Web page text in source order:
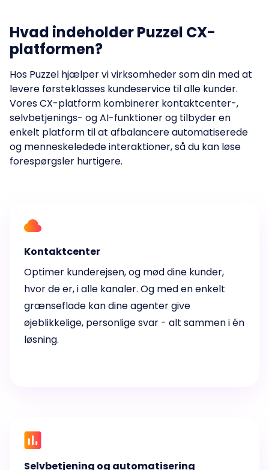
Hvad indeholder Puzzel CX-
platformen?
Hos Puzzel hjælper vi virksomheder som din med at
levere førsteklasses kundeservice til alle kunder.
Vores CX-platform kombinerer kontaktcenter-,
selvbetjenings- og AI-funktioner og tilbyder en
enkelt platform til at afbalancere automatiserede
og menneskeledede interaktioner, så du kan løse
forespørgsler hurtigere.
Kontaktcenter
Optimer kunderejsen, og mød dine kunder,
hvor de er, i alle kanaler. Og med en enkelt
grænseflade kan dine agenter give
øjeblikkelige, personlige svar - alt sammen i én
løsning.
Selvbetjening og automatisering